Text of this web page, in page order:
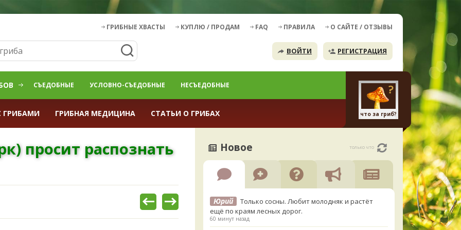
ГРИБНЫЕ ХВАСТЫ КУПЛЮ / ПРОДАМ FAQ ПРАВИЛА О САЙТЕ / ОТЗЫВЫ
ВОЙТИ РЕГИСТРАЦИЯ
СЪЕДОБНЫЕ УСЛОВНО-СЪЕДОБНЫЕ НЕСЪЕДОБНЫЕ
ГРИБАМИ ГРИБНАЯ МЕДИЦИНА СТАТЬИ О ГРИБАХ что за гриб?
просит распознать
Новое только что
Юрий
Только сосны. Любит молодняк и растёт
ещё по краям лесных дорог.
60 минут назад